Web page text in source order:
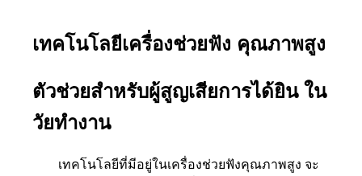
เทคโนโลยีเครื่องช่วยฟัง คุณภาพสูง
ตัวช่วยสำหรับผู้สูญเสียการได้ยิน ใน
วัยทำงาน
เทคโนโลยีที่มีอยู่ในเครื่องช่วยฟังคุณภาพสูง จะ